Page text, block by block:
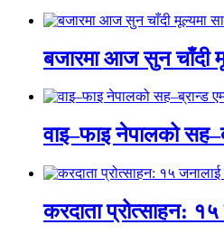
बजारमा आज सुन चाँदी
वाइ–फाइ नेपालको
करदाता प्रोत्साहन: